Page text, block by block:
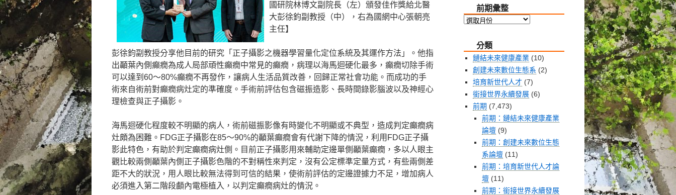
國研院林博文副院長（左）頒發佳作獎給北醫
大彭徐鈞副教授（中），右為國網中心張朝亮
主任】
彭徐鈞副教授分享他目前的研究「正子攝影之機器學習量化定位系統及其運作方法」。他指
出顳葉內側癲癇為成人局部頑性癲癇中常見的癲癇，病理以海馬迴硬化最多，癲癇切除手術
可以達到60～80%癲癇不再發作，讓病人生活品質改善，回歸正常社會功能。而成功的手
術來自術前對癲癇病灶定的準確度。手術前評估包含磁振造影、長時間錄影腦波以及神經心
理檢查與正子攝影。
海馬迴硬化程度較不明顯的病人，術前磁振影像有時變化不明顯或不典型，造成判定癲癇病
灶頗為困難。FDG正子攝影在85～90%的顳葉癲癇會有代謝下降的情況，利用FDG正子攝
影此特色，有助於判定癲癇病灶側。目前正子攝影用來輔助定邊單側顳葉癲癇，多以人眼主
觀比較兩側顳葉內側正子攝影色階的不對稱性來判定，沒有公定標準定量方式，有些兩側差
距不大的狀況，用人眼比較無法得到可信的結果，使術前評估的定邊證據力不足，增加病人
必須進入第二階段顱內電極植入，以判定癲癇病灶的情況。
前期彙整
前
整
分類
鏈結未來健康產業 (10)
創建未來數位生態系 (2)
培育新世代人才 (7)
銜接世界永續發展 (6)
前期 (7,473)
前期：鏈結未來健康產業
論壇 (9)
前期：創建未來數位生態
系論壇 (11)
前期：培育新世代人才論
壇 (11)
前期：銜接世界永續發展